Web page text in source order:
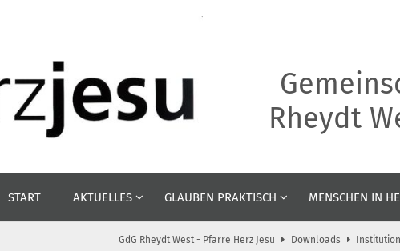
Rheydt
START AKTUELLES GLAUBEN PRAKTISCH MENSCHEN IN
GdG Rheydt West - Pfarre Herz Jesu Downloads